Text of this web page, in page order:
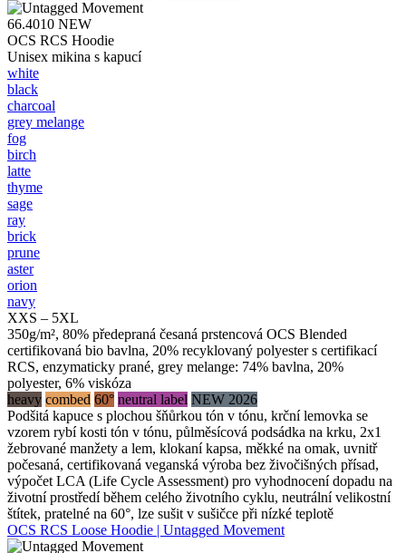
66.4010 NEW
OCS RCS Hoodie
Unisex mikina s kapucí
white
black
charcoal
grey melange
fog
birch
latte
thyme
sage
ray
brick
prune
aster
orion
navy
XXS – 5XL
350g/m², 80% předepraná česaná prstencová OCS Blended
certifikovaná bio bavlna, 20% recyklovaný polyester s certifikací
RCS, enzymaticky prané, grey melange: 74% bavlna, 20%
polyester, 6% viskóza
heavy combed 60° neutral label NEW 2026
Podšitá kapuce s plochou šňůrkou tón v tónu, krční lemovka se
vzorem rybí kosti tón v tónu, půlměsícová podsádka na krku, 2x1
žebrované manžety a lem, klokaní kapsa, měkké na omak, uvnitř
počesaná, certifikovaná veganská výroba bez živočišných přísad,
výpočet LCA (Life Cycle Assessment) pro vyhodnocení dopadu na
životní prostředí během celého životního cyklu, neutrální velikostní
štítek, pratelné na 60°, lze sušit v sušičce při nízké teplotě
OCS RCS Loose Hoodie | Untagged Movement